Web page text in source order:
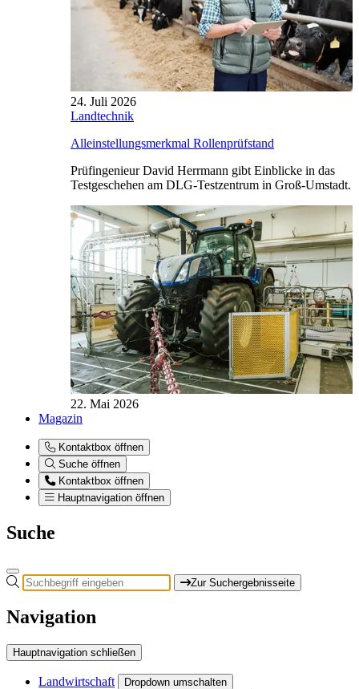
24. Juli 2026
Landtechnik
Alleinstellungsmerkmal Rollenprüfstand
Prüfingenieur David Herrmann gibt Einblicke in das
Testgeschehen am DLG-Testzentrum in Groß-Umstadt.
22. Mai 2026
Magazin
Kontaktbox öffnen
Suche öffnen
Kontaktbox öffnen
Hauptnavigation öffnen
Suche
Zur Suchergebnisseite
Navigation
Hauptnavigation schließen
Landwirtschaft Dropdown umschalten